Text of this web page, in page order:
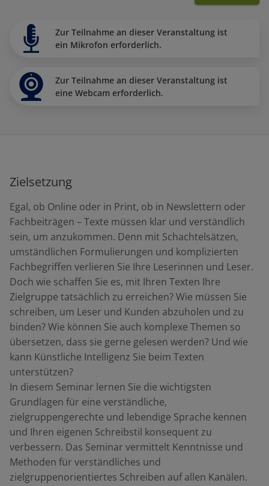
Zur Teilnahme an dieser Veranstaltung ist
ein Mikrofon erforderlich.
Zur Teilnahme an dieser Veranstaltung ist
eine Webcam erforderlich.
Zielsetzung
Egal, ob Online oder in Print, ob in Newslettern oder
Fachbeiträgen – Texte müssen klar und verständlich
sein, um anzukommen. Denn mit Schachtelsätzen,
umständlichen Formulierungen und komplizierten
Fachbegriffen verlieren Sie Ihre Leserinnen und Leser.
Doch wie schaffen Sie es, mit Ihren Texten Ihre
Zielgruppe tatsächlich zu erreichen? Wie müssen Sie
schreiben, um Leser und Kunden abzuholen und zu
binden? Wie können Sie auch komplexe Themen so
übersetzen, dass sie gerne gelesen werden? Und wie
kann Künstliche Intelligenz Sie beim Texten
unterstützen?
In diesem Seminar lernen Sie die wichtigsten
Grundlagen für eine verständliche,
zielgruppengerechte und lebendige Sprache kennen
und Ihren eigenen Schreibstil konsequent zu
verbessern. Das Seminar vermittelt Kenntnisse und
Methoden für verständliches und
zielgruppenorientiertes Schreiben auf allen Kanälen.